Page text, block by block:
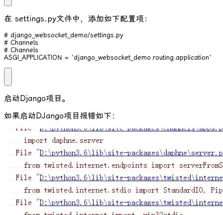
在 settings.py文件中，添加如下配置项：
# django_websocket_demo/settings.py
# Channels
# Channels
ASGI_APPLICATION = 'django_websocket_demo.routing.application'
启动Django项目。
如果启动DJango项目报错如下：